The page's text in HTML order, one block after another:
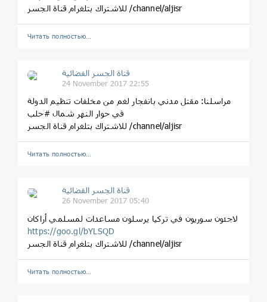
للاشتراك بتلغرام قناة الجسر /channel/aljisr
Читать полностью…
قناة الجسر الفضائية
24 November 2017 22:55
مراسلنا: مقتل مدني بانفجار لغم من مخلفات تنظيم الدولة
في حوار النهر شمال #حلب
للاشتراك بتلغرام قناة الجسر /channel/aljisr
Читать полностью…
قناة الجسر الفضائية
26 November 2017 05:40
لاجئون سوريون في تركيا يرسلون مساعدات لمسلمي أراكان
https://goo.gl/bYLSQD
للاشتراك بتلغرام قناة الجسر /channel/aljisr
Читать полностью…